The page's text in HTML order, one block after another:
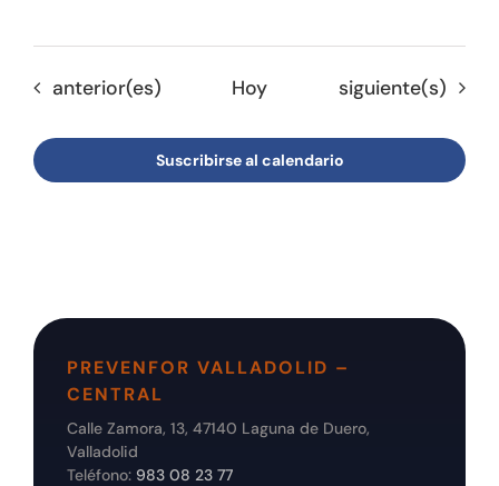
Eventos
anterior(es) Hoy Eventos
siguiente(s)
Suscribirse al calendario
PREVENFOR VALLADOLID –
CENTRAL
Calle Zamora, 13, 47140 Laguna de Duero,
Valladolid
Teléfono: 983 08 23 77